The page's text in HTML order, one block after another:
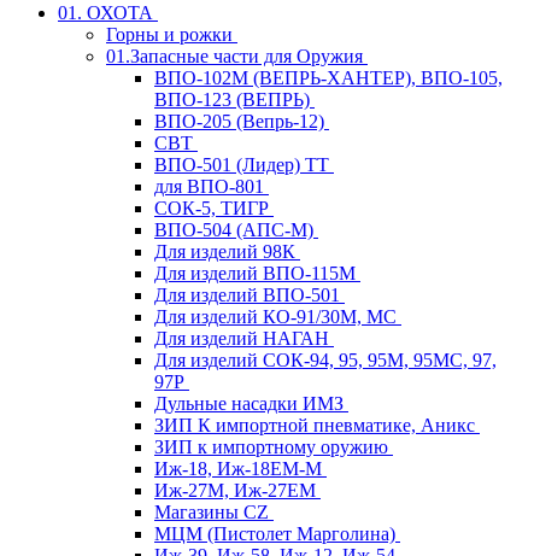
01. ОХОТА
Горны и рожки
01.Запасные части для Оружия
ВПО-102М (ВЕПРЬ-ХАНТЕР), ВПО-105,
ВПО-123 (ВЕПРЬ)
ВПО-205 (Вепрь-12)
СВТ
ВПО-501 (Лидер) ТТ
для ВПО-801
СОК-5, ТИГР
ВПО-504 (АПС-М)
Для изделий 98К
Для изделий ВПО-115М
Для изделий ВПО-501
Для изделий КО-91/30М, МС
Для изделий НАГАН
Для изделий СОК-94, 95, 95М, 95МС, 97,
97Р
Дульные насадки ИМЗ
ЗИП К импортной пневматике, Аникс
ЗИП к импортному оружию
Иж-18, Иж-18ЕМ-М
Иж-27М, Иж-27ЕМ
Магазины CZ
МЦМ (Пистолет Марголина)